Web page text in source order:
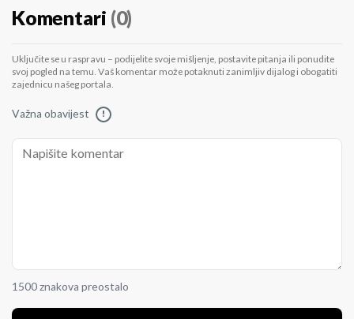
Komentari (0)
Uključite se u raspravu – podijelite svoje mišljenje, postavite pitanja ili ponudite
svoj pogled na temu. Vaš komentar može potaknuti zanimljiv dijalog i obogatiti
zajednicu našeg portala.
Važna obavijest !
1500 znakova preostalo